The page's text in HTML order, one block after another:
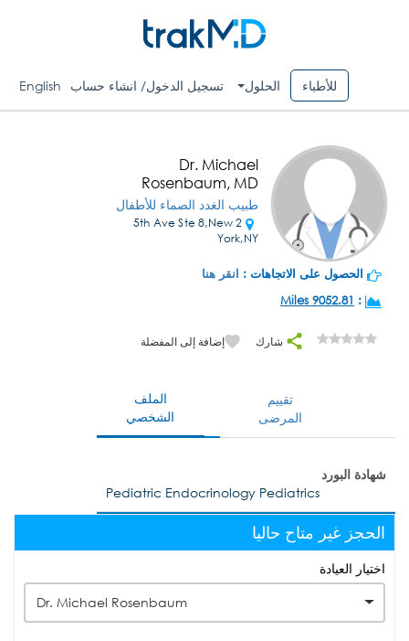
للأطباء الحلول تسجيل الدخول/ انشاء حساب English
Dr. Michael
Rosenbaum, MD
طبيب الغدد الصماء للأطفال
2 5th Ave Ste 8,New
York,NY
الحصول على الاتجاهات : انقر هنا
:
9052.81 Miles
شارك إضافة إلى المفضلة
الملف
الشخصي
تقييم
المرضى
شهادة البورد
Pediatric Endocrinology Pediatrics
الحجز غير متاح حاليا
اختيار العيادة
Dr. Michael Rosenbaum